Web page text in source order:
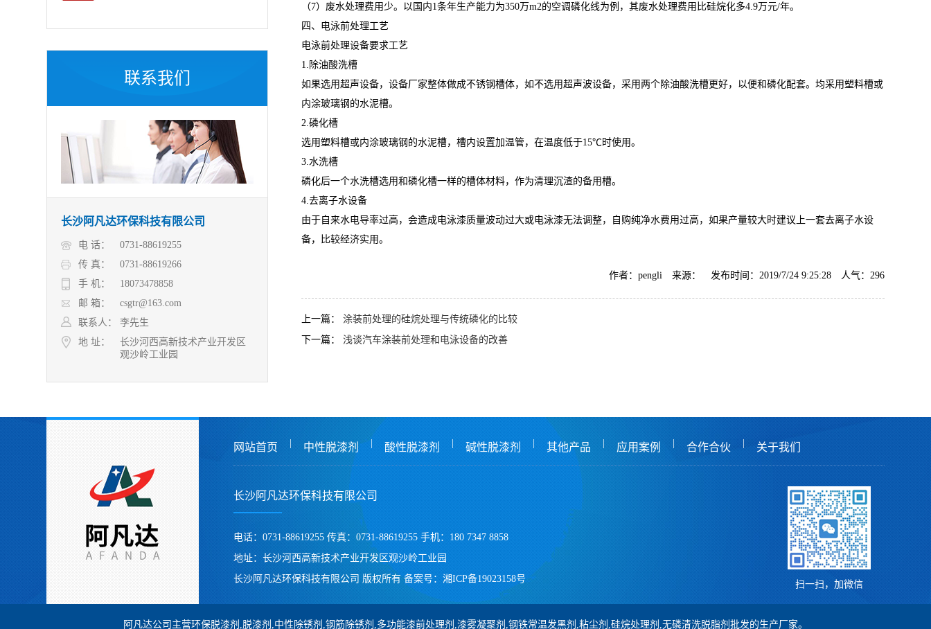
联系我们
长沙阿凡达环保科技有限公司
电 话：
0731-88619255
传 真：
0731-88619266
手 机：
18073478858
邮 箱：
csgtr@163.com
联系人：
李先生
地 址：
长沙河西高新技术产业开发区
观沙岭工业园
（7）废水处理费用少。以国内1条年生产能力为350万m2的空调磷化线为例，其废水处理费用比硅烷化多4.9万元/年。
四、电泳前处理工艺
电泳前处理设备要求工艺
1.除油酸洗槽
如果选用超声设备，设备厂家整体做成不锈钢槽体，如不选用超声波设备，采用两个除油酸洗槽更好，以便和磷化配套。均采用塑料槽或
内涂玻璃钢的水泥槽。
2.磷化槽
选用塑料槽或内涂玻璃钢的水泥槽，槽内设置加温管，在温度低于15℃时使用。
3.水洗槽
磷化后一个水洗槽选用和磷化槽一样的槽体材料，作为清理沉渣的备用槽。
4.去离子水设备
由于自来水电导率过高，会造成电泳漆质量波动过大或电泳漆无法调整，自购纯净水费用过高，如果产量较大时建议上一套去离子水设
备，比较经济实用。
作者：pengli 来源： 发布时间：2019/7/24 9:25:28 人气： 296
上一篇： 涂装前处理的硅烷处理与传统磷化的比较
下一篇： 浅谈汽车涂装前处理和电泳设备的改善
网站首页 中性脱漆剂 酸性脱漆剂 碱性脱漆剂 其他产品 应用案例 合作合伙 关于我们
长沙阿凡达环保科技有限公司
电话：0731-88619255 传真：0731-88619255 手机：180 7347 8858
地址：长沙河西高新技术产业开发区观沙岭工业园
长沙阿凡达环保科技有限公司 版权所有备案号： 湘ICP备19023158号
扫一扫，加微信
阿凡达公司主营环保脱漆剂,脱漆剂,中性除锈剂,钢筋除锈剂,多功能漆前处理剂,漆雾凝聚剂,钢铁常温发黑剂,粘尘剂,硅烷处理剂,无磷清洗脱脂剂批发的生产厂家。